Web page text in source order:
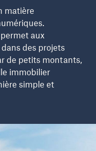
matière
permet aux
des projets
de petits montants,
immobilier
simple et